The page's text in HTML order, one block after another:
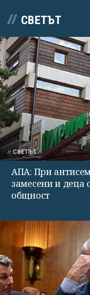
СВЕТЪТ
СВЕТЪТ
АПА: При
замесени и деца
общност